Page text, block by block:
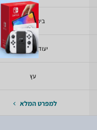
בית בובות
יעודכן בקרוב
עץ
למפרט המלא